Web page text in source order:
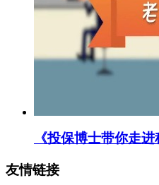
《投保博士带你走
友情链接